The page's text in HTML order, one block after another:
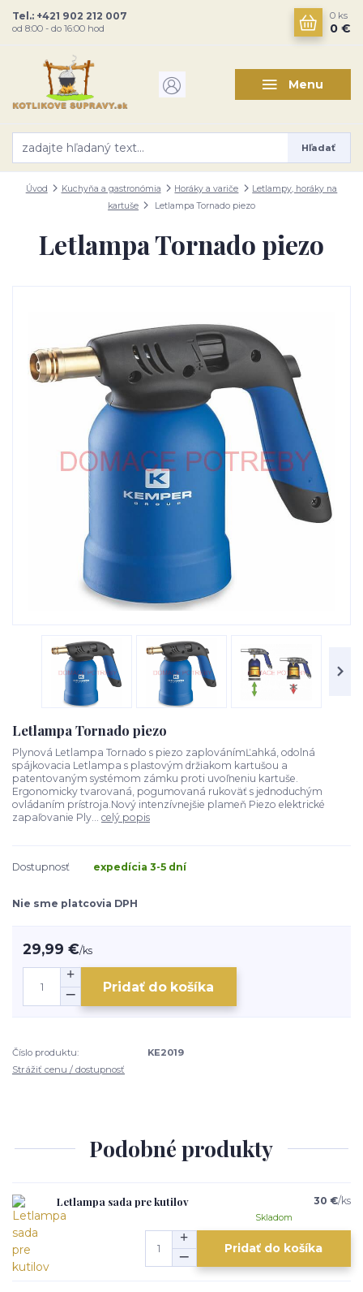
Menu
Hľadať
Tel.: +421 902 212 007
od 8:00 - do 16:00 hod
0 ks
0 €
Úvod Kuchyňa a gastronómia Horáky a variče
Letlampy, horáky na
kartuše
Letlampa Tornado piezo
Letlampa Tornado piezo
Letlampa Tornado piezo
Plynová Letlampa Tornado s piezo zaplovánímĽahká, odolná
spájkovacia Letlampa s plastovým držiakom kartušou a
patentovaným systémom zámku proti uvoľneniu kartuše.
Ergonomicky tvarovaná, pogumovaná rukoväť s jednoduchým
ovládaním prístroja.Nový intenzívnejšie plameň Piezo elektrické
zapaľovanie Ply... celý popis
Dostupnosť expedícia 3-5 dní
Nie sme platcovia DPH
29,99 €/ks
Pridať do košíka
Číslo produktu:
KE2019
Strážiť cenu / dostupnosť
Podobné produkty
Letlampa sada pre kutilov 30 €/ks
Skladom
Pridať do košíka